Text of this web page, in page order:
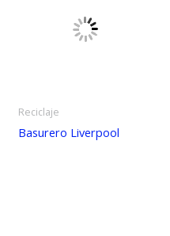
Reciclaje
Basurero Liverpool